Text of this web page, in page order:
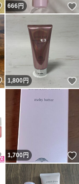
いいね！
666円
いいね！
1,800円
いいね！
1,700円